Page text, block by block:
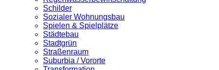
Schilder
Sozialer Wohnungsbau
Spielen & Spielplätze
Städtebau
Stadtgrün
Straßenraum
Suburbia / Vororte